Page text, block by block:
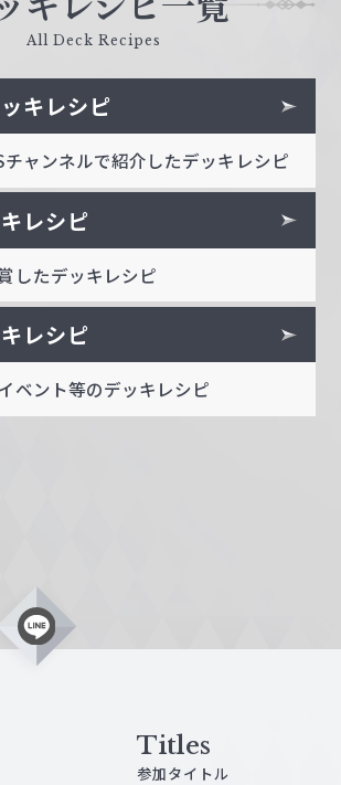
All Deck Recipes
キレシピ
チャンネルで紹介したデッキレシピ
レシピ
したデッキレシピ
レシピ
ベント等のデッキレシピ
L
i
Titles
参加タイトル